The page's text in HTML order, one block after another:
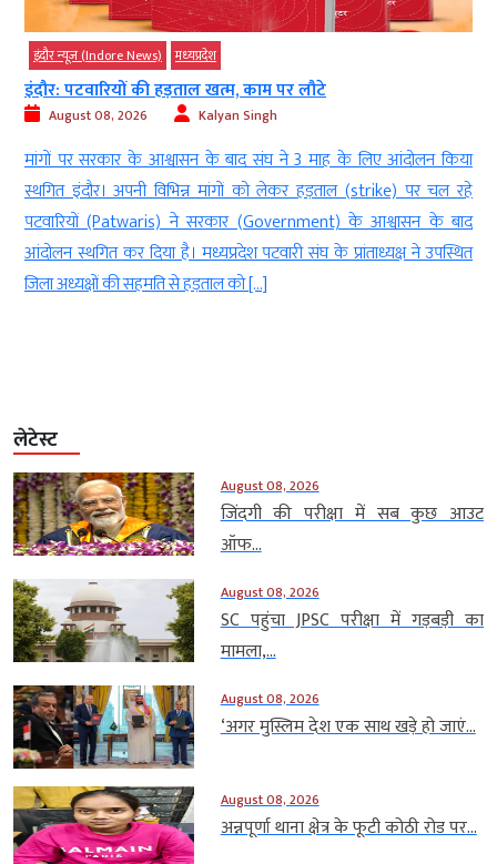
इंदौर न्यूज़ (Indore News)
पूर्व पार्षद और लव जिहाद आरोपियों की फंडिंग...
August 07, 2026 Digvijay
इंदौर। इंदौर पुलिस को बड़ी सफलता मिली है। 27 से अधिक गंभीर आपराधिक
मामलों में आरोपी और लंबे समय से फरार चल रहे कुख्यात बदमाश अनवर कादरी
उर्फ डकैत को सदर बाजार पुलिस ने गिरफ्तार कर लिया है। जांच में सामने आया है
कि आरोपी ने जम्मू-कश्मीर के कठुआ जिले से जारी फर्जी शस्त्र लाइसेंस […]
लेटेस्ट
August 08, 2026
जिंदगी की परीक्षा में सब कुछ आउट
ऑफ...
August 08, 2026
SC पहुंचा JPSC परीक्षा में गड़बड़ी का
मामला,...
August 08, 2026
‘अगर मुस्लिम देश एक साथ खड़े हो जाएं...
August 08, 2026
अन्नपूर्णा थाना क्षेत्र के फूटी कोठी रोड पर...